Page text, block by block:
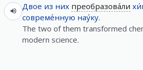
Двое из них преобразова́ли
совреме́нную нау́ку.
The two of them transformed
modern science.